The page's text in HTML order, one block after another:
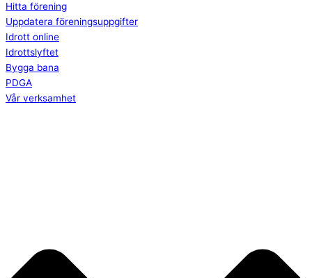
Hitta förening
Uppdatera föreningsuppgifter
Idrott online
Idrottslyftet
Bygga bana
PDGA
Vår verksamhet